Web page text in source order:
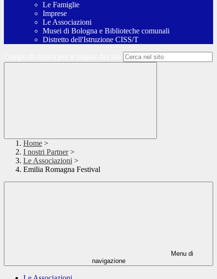
Le Famiglie
Imprese
Le Associazioni
Musei di Bologna e Biblioteche comunali
Distretto dell'Istruzione CISS/T
Home >
I nostri Partner >
Le Associazioni >
Emilia Romagna Festival
Menu di
navigazione